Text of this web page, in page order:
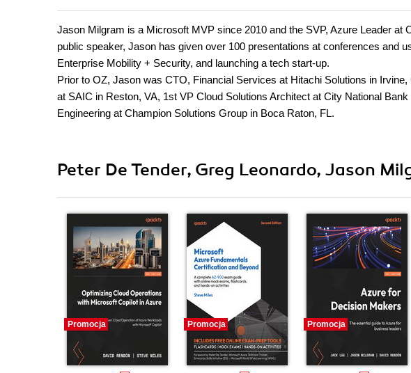
Jason Milgram is a Microsoft MVP since 2010 and the SVP, Azure Leader at
public speaker, Jason has given over 100 presentations at conferences and
Enterprise Mobility + Security, and launching a tech start-up.
Prior to OZ, Jason was CTO, Financial Services at Hitachi Solutions in
at SAIC in Reston, VA, 1st VP Cloud Solutions Architect at City National
Engineering at Champion Solutions Group in Boca Raton, FL.
Peter De Tender, Greg Leonardo, Jason
Promocja Promocja Promocja